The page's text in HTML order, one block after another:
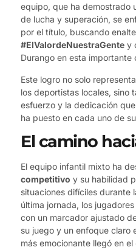
equipo, que ha demostrado
de lucha y superación, se
por el título, buscando
#ElValordeNuestraGente y
Durango en esta importante
Este logro no solo
los deportistas locales, sino
esfuerzo y la dedicación
ha puesto en cada uno de
El camino
El equipo infantil mixto ha
competitivo y su habilidad
situaciones difíciles durante
última jornada, los
con un marcador ajustado
su juego y un enfoque claro
más emocionante llegó en